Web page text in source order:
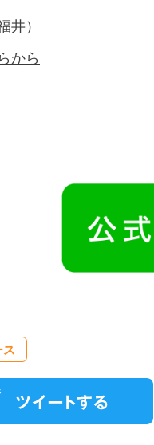
井）
から
ス